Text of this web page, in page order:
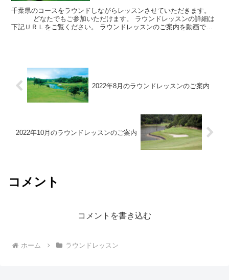
千葉県のコースをラウンドしながらレッスンさせていただきます。
どなたでもご参加いただけます。 ラウンドレッスンの詳細は
下記ＵＲＬをご覧ください。 ラウンドレッスンのご案内を動画でし
2022年8月のラウンドレッスンのご案内
2022年10月のラウンドレッスンのご案内
コメント
コメントを書き込む
ホーム ラウンドレッスン